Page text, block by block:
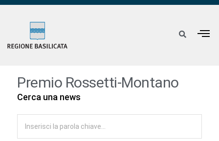
Premio Rossetti-Montano
Cerca una news